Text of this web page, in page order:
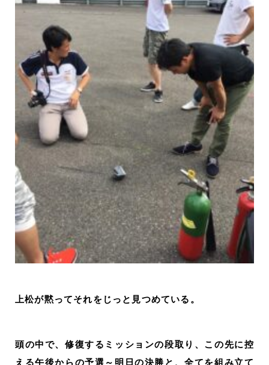
上松が黙ってそれをじっと見つめている。
頭の中で、修復するミッションの段取り、この先に控
える午後からの予選～明日の決勝と、全てを組み立て